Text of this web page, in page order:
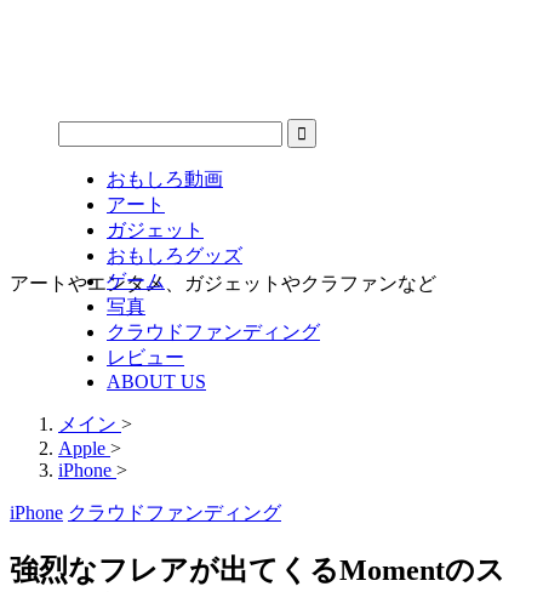
アートやエンタメ、ガジェットやクラファンなど
おもしろ動画
アート
ガジェット
おもしろグッズ
ゲーム
写真
クラウドファンディング
レビュー
ABOUT US
メイン >
Apple >
iPhone >
iPhone クラウドファンディング
強烈なフレアが出てくるMomentのス